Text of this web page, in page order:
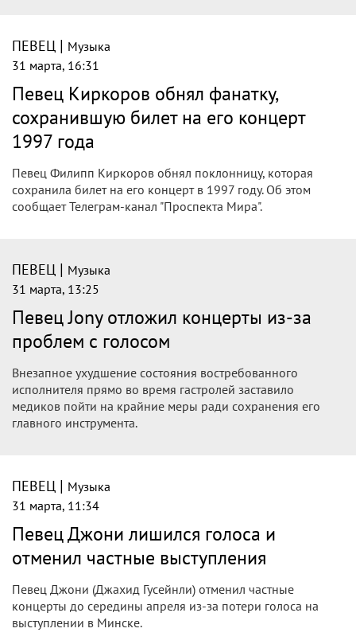
ПЕВЕЦ
Музыка
1 апреля, 18:11
Певец Юрий Лоза заявил, что не верит
в предстоящую лунную миссию NASA
Певец Юрий Лоза заявил «Осторожно Media», что не
верит в предстоящую лунную миссию NASA. Лоза уверен,
ПЕВЕЦ| Музыка
1 апреля, 15:27
Певец Виктор Рыбин рассказал о сыне-
красавчике: "Мозги появляются!"
У Виктора Рыбина и Натальи Сенчуковой есть
ПЕВЕЦ| Музыка
31 марта, 16:31
Певец Киркоров обнял фанатку,
сохранившую билет на его концерт
1997 года